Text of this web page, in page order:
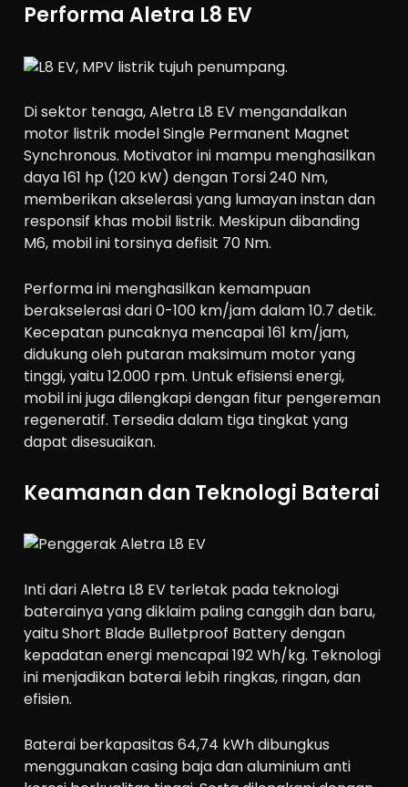
Performa Aletra L8 EV
Di sektor tenaga, Aletra L8 EV mengandalkan
motor listrik modelSingle Permanent Magnet
Synchronous. Motivator ini mampu menghasilkan
daya 161 hp (120 kW) dengan Torsi 240 Nm,
memberikan akselerasi yang lumayan instan dan
responsif khas mobil listrik. Meskipun dibanding
M6, mobil ini torsinya defisit 70 Nm.
Performa ini menghasilkan kemampuan
berakselerasi dari0-100 km/jam dalam 10.7 detik.
Kecepatan puncaknya mencapai161 km/jam,
didukung oleh putaran maksimum motor yang
tinggi, yaitu12.000 rpm. Untuk efisiensi energi,
mobil ini juga dilengkapi dengan fitur pengereman
regeneratif. Tersedia dalam tiga tingkat yang
dapat disesuaikan.
Keamanan dan Teknologi Baterai
Inti dari Aletra L8 EV terletak pada teknologi
baterainya yang diklaim paling canggih dan baru,
yaituShort Blade Bulletproof Batterydengan
kepadatan energi mencapai192 Wh/kg. Teknologi
ini menjadikan baterai lebih ringkas, ringan, dan
efisien.
Baterai berkapasitas64,74 kWhdibungkus
menggunakan casing baja dan aluminium anti